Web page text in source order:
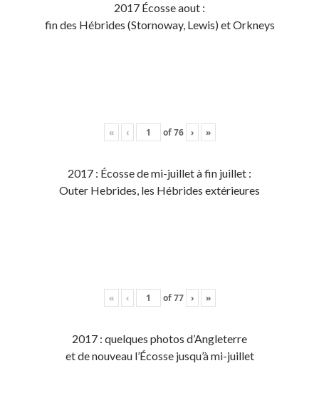
2017 Écosse aout :
fin des Hébrides (Stornoway, Lewis) et Orkneys
« ‹ of76 › »
2017 : Écosse de mi-juillet à fin juillet :
Outer Hebrides, les Hébrides extérieures
« ‹ of77 › »
2017 : quelques photos d’Angleterre
et de nouveau l’Écosse jusqu’à mi-juillet